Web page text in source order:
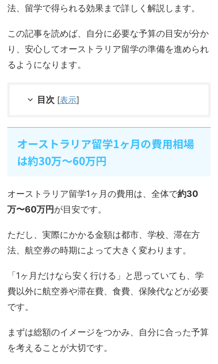
法、留学で得られる効果まで詳しく解説します。
この記事を読めば、自分に必要な予算の目安が分か
り、安心してオーストラリア留学の準備を進められ
るようになります。
目次 [表示]
オーストラリア留学1ヶ月の費用相場
は約30万〜60万円
オーストラリア留学1ヶ月の費用は、全体で約30
万〜60万円が目安です。
ただし、実際にかかる金額は都市、学校、滞在方
法、航空券の時期によって大きく変わります。
「1ヶ月だけなら安く行ける」と思っていても、学
費以外に航空券や滞在費、食費、保険代などが必要
です。
まずは総額のイメージをつかみ、自分に合った予算
を考えることが大切です。